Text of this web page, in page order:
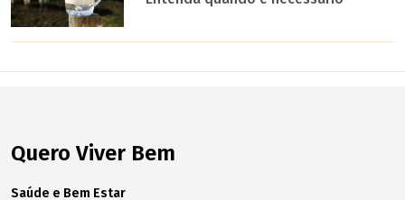
Quero Viver Bem
Saúde e Bem Estar